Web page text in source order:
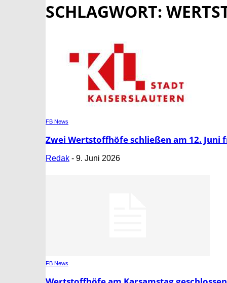
SCHLAGWORT:
FB News
Zwei Wertstoffhöfe schließen am 12. Juni
Redak - 9. Juni 2026
FB News